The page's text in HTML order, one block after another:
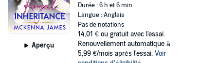
Aperçu
Durée : 6 h et 6 min
Langue : Anglais
Pas de notations
14,01 € ou gratuit avec l'essai.
Renouvellement automatique à
5,99 €/mois après l'essai. Voir